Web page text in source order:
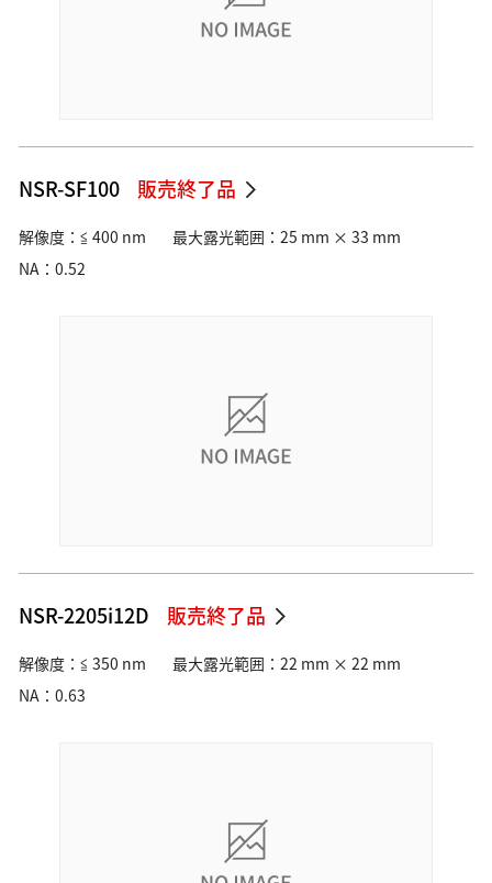
NSR-SF100 販売終了品
解像度：≦ 400 nm
最大露光範囲：25 mm × 33 mm
NA：0.52
NSR-2205i12D 販売終了品
解像度：≦ 350 nm
最大露光範囲：22 mm × 22 mm
NA：0.63